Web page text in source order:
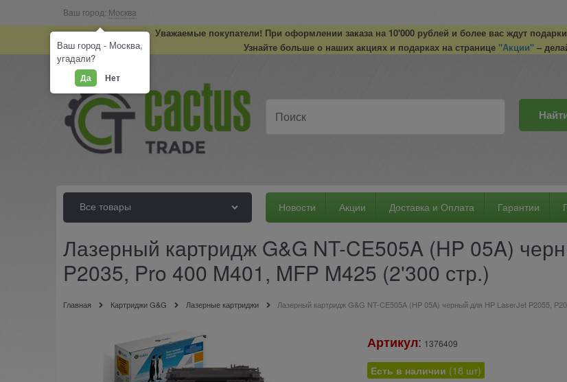
Ваш город: Москва
Уважаемые покупатели! При оформлении заказа на 10'000 рублей и более вас ждут
Узнайте больше о наших акциях и подарках на странице "Акции"–
Все товары Новости Акции Доставка и Оплата Гарантии
Лазерный картридж G&G NT-CE505A (HP 05A)
P2035, Pro 400 M401, MFP M425 (2'300 стр.)
Главная Картриджи G&G Лазерные картриджи Лазерный картридж G&G NT-CE505A (HP 05A) черный для HP LaserJet P2055,
Артикул: 1376409
Есть в наличии (18 шт)
Ваш город - Москва,
угадали?
Да Нет